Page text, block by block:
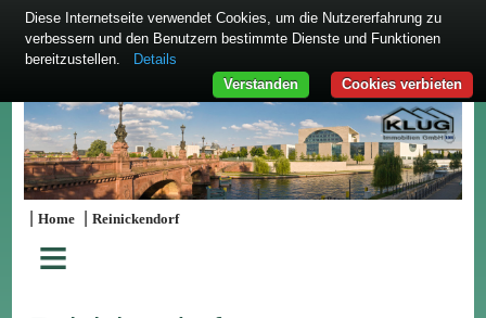
|Home |Reinickendorf
≡
Diese Internetseite verwendet Cookies, um die Nutzererfahrung zu
verbessern und den Benutzern bestimmte Dienste und Funktionen
bereitzustellen.
Details
Cookies verbieten
Verstanden